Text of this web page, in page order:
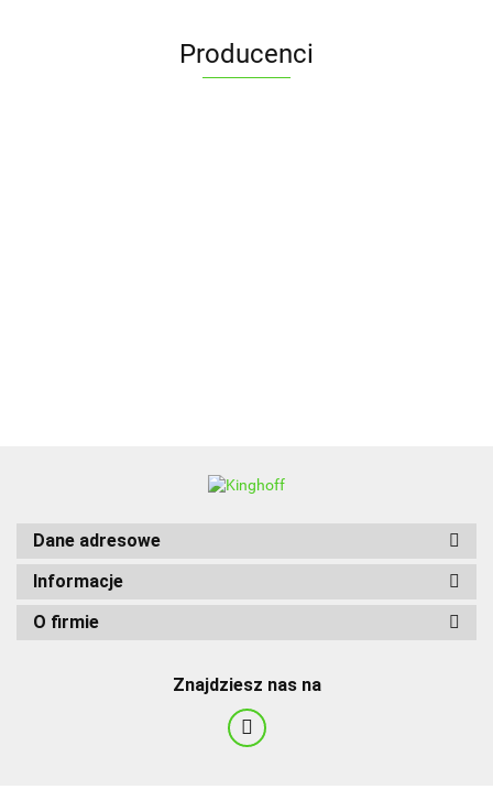
Producenci
Dane adresowe
Informacje
O firmie
Znajdziesz nas na